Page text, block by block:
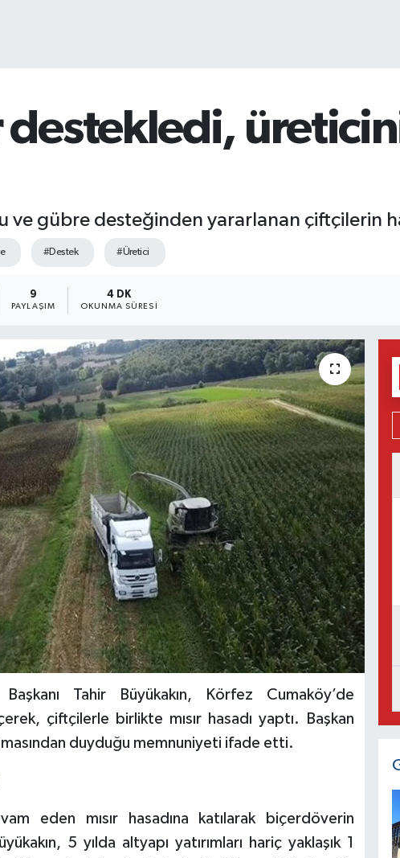
destekledi,
ve gübre desteğinden yararlanan çiftçilerin
#Destek #Üretici
9
PAYLAŞIM
4 DK
OKUNMA SÜRESI
Tahir Büyükakın, Körfez Cumaköy’de
çiftçilerle birlikte mısır hasadı yaptı. Başkan
duyduğu memnuniyeti ifade etti.
eden mısır hasadına katılarak biçerdöverin
5 yılda altyapı yatırımları hariç yaklaşık 1